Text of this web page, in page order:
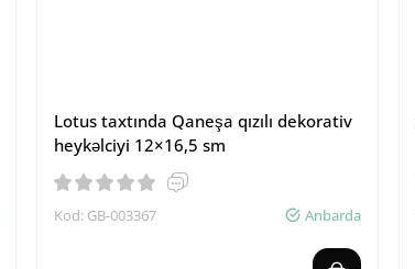
Lotus taxtında Qaneşa qızılı dekorativ
heykəlciyi 12×16,5 sm
Kod: GB-003367 Anbarda